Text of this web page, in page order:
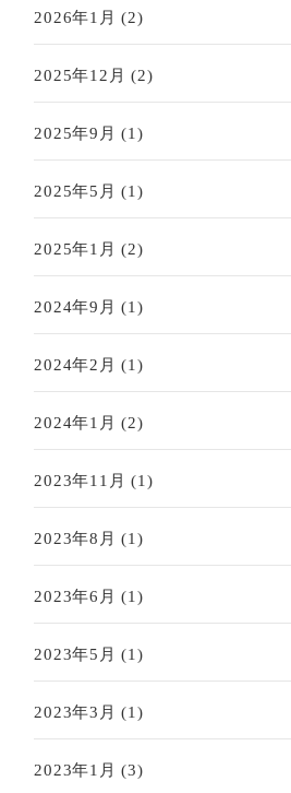
2026年1月 (2)
2025年12月 (2)
2025年9月 (1)
2025年5月 (1)
2025年1月 (2)
2024年9月 (1)
2024年2月 (1)
2024年1月 (2)
2023年11月 (1)
2023年8月 (1)
2023年6月 (1)
2023年5月 (1)
2023年3月 (1)
2023年1月 (3)